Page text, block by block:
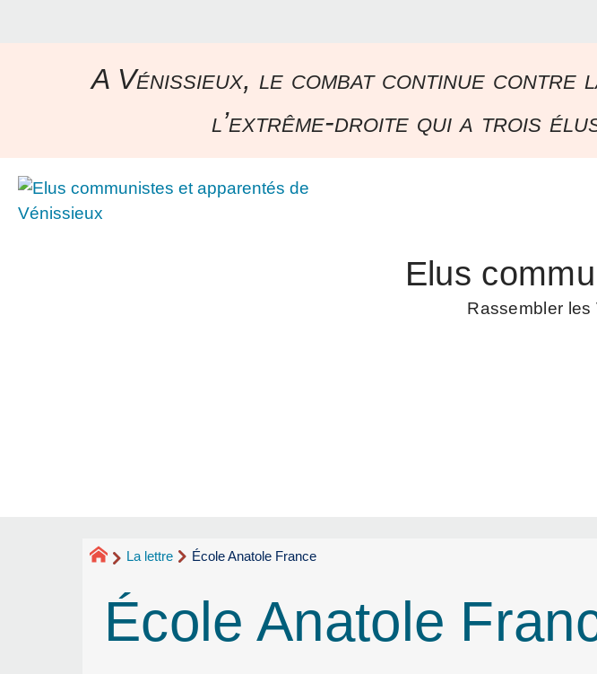
A Vénissieux, le combat continue
l’extrême-droite qui a trois
Elus
Rassembler
La lettre École Anatole France
École Anatole